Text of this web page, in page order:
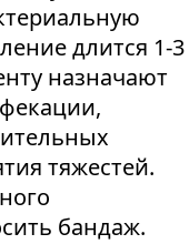
длится 1-3
назначают
тяжестей.
бандаж.